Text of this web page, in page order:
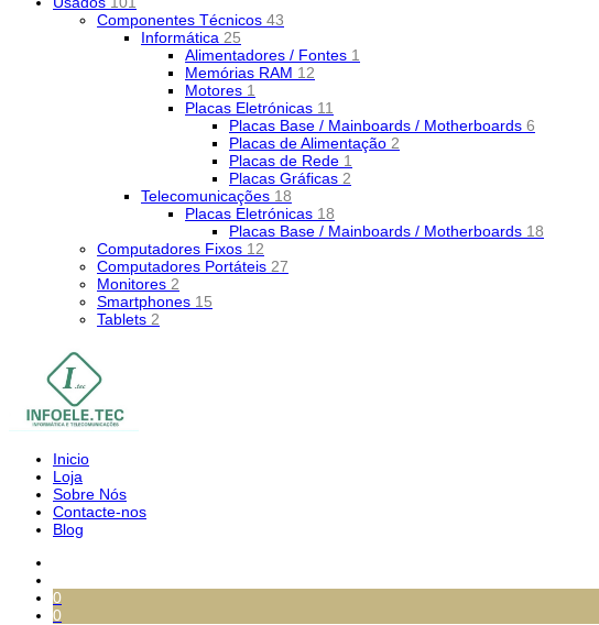
Componentes Técnicos 43
Informática 25
Alimentadores / Fontes 1
Memórias RAM 12
Motores 1
Placas Eletrónicas 11
Placas Base / Mainboards / Motherboards 6
Placas de Alimentação 2
Placas de Rede 1
Placas Gráficas 2
Telecomunicações 18
Placas Eletrónicas 18
Placas Base / Mainboards / Motherboards 18
Computadores Fixos 12
Computadores Portáteis 27
Monitores 2
Smartphones 15
Tablets 2
Inicio
Loja
Sobre Nós
Contacte-nos
Blog
0
0